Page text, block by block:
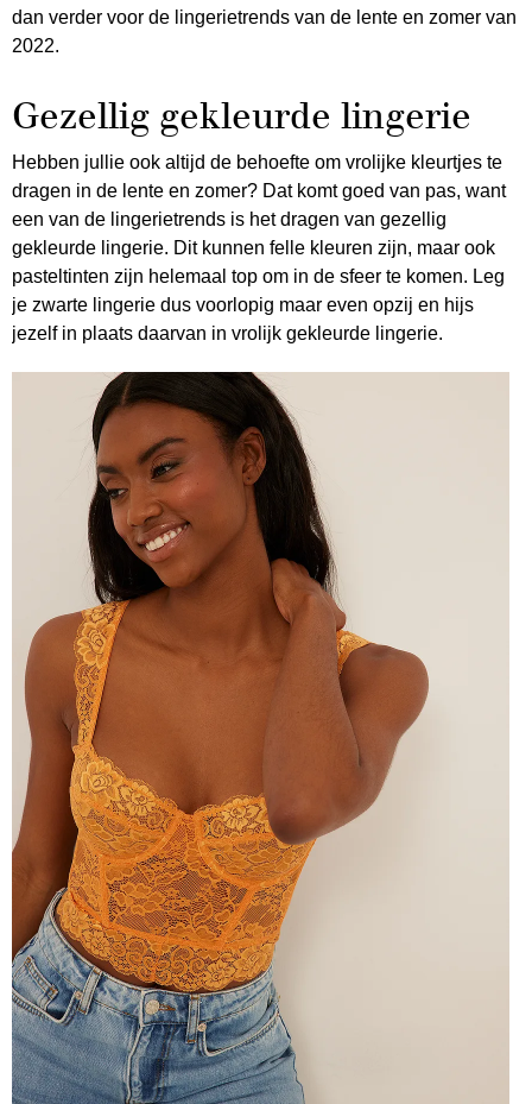
dan verder voor de lingerietrends van de lente en zomer van
2022.
Gezellig gekleurde lingerie
Hebben jullie ook altijd de behoefte om vrolijke kleurtjes te
dragen in de lente en zomer? Dat komt goed van pas, want
een van de lingerietrends is het dragen van gezellig
gekleurde lingerie. Dit kunnen felle kleuren zijn, maar ook
pasteltinten zijn helemaal top om in de sfeer te komen. Leg
je zwarte lingerie dus voorlopig maar even opzij en hijs
jezelf in plaats daarvan in vrolijk gekleurde lingerie.